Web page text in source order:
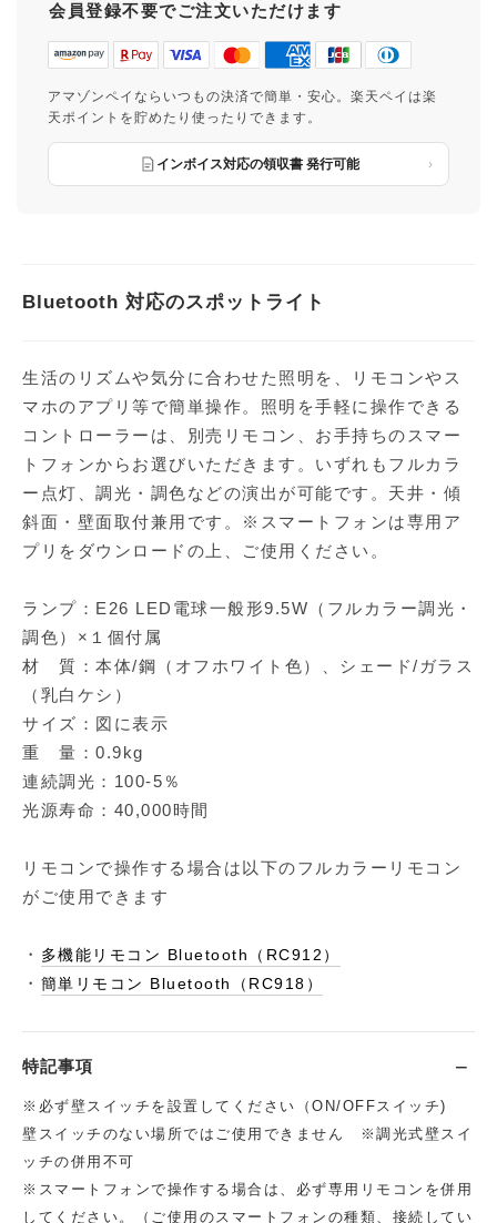
会員登録不要でご注文いただけます
アマゾンペイならいつもの決済で簡単・安心。楽天ペイは楽
天ポイントを貯めたり使ったりできます。
インボイス対応の領収書 発行可能
Bluetooth 対応のスポットライト
生活のリズムや気分に合わせた照明を、リモコンやス
マホのアプリ等で簡単操作。照明を手軽に操作できる
コントローラーは、別売リモコン、お手持ちのスマー
トフォンからお選びいただきます。いずれもフルカラ
ー点灯、調光・調色などの演出が可能です。天井・傾
斜面・壁面取付兼用です。※スマートフォンは専用ア
プリをダウンロードの上、ご使用ください。
ランプ：E26 LED電球一般形9.5W（フルカラー調光・
調色）×１個付属
材 質：本体/鋼（オフホワイト色）、シェード/ガラス
（乳白ケシ）
サイズ：図に表示
重 量：0.9kg
連続調光：100-5％
光源寿命：40,000時間
リモコンで操作する場合は以下のフルカラーリモコン
がご使用できます
・ 多機能リモコン Bluetooth（RC912）
・ 簡単リモコン Bluetooth（RC918）
特記事項
※必ず壁スイッチを設置してください（ON/OFFスイッチ)
壁スイッチのない場所ではご使用できません ※調光式壁スイ
ッチの併用不可
※スマートフォンで操作する場合は、必ず専用リモコンを併用
してください。（ご使用のスマートフォンの種類、接続してい